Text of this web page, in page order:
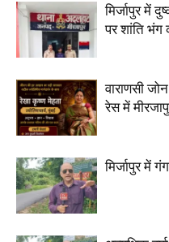
मिर्जापुर में
पर शांति भंग
वाराणसी
रेस में
मिर्जापुर में